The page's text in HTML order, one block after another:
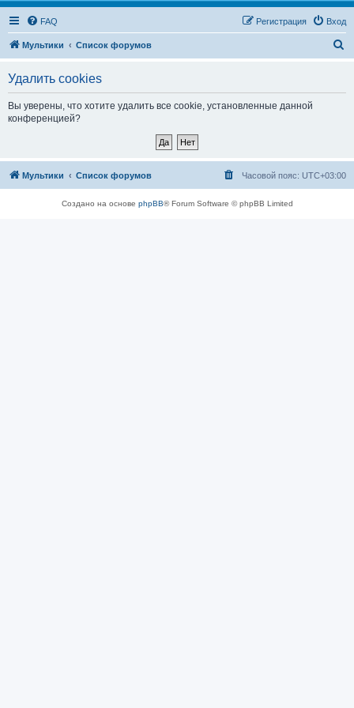
FAQ Вход
Регистрация
Мультики Список форумов
Удалить cookies
Вы уверены, что хотите удалить все cookie, установленные данной
конференцией?
Мультики Список форумов Часовой пояс: UTC+03:00
Создано на основе phpBB® Forum Software © phpBB Limited